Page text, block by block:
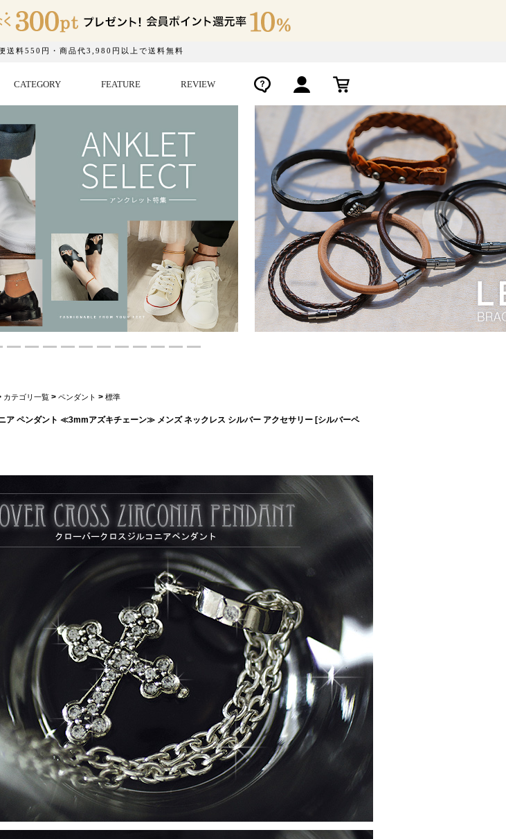
カテゴリ一覧 > ペンダント > 標準
ア ペンダント ≪3mmアズキチェーン≫ メンズ ネックレス シルバー アクセサリー [シルバーペ